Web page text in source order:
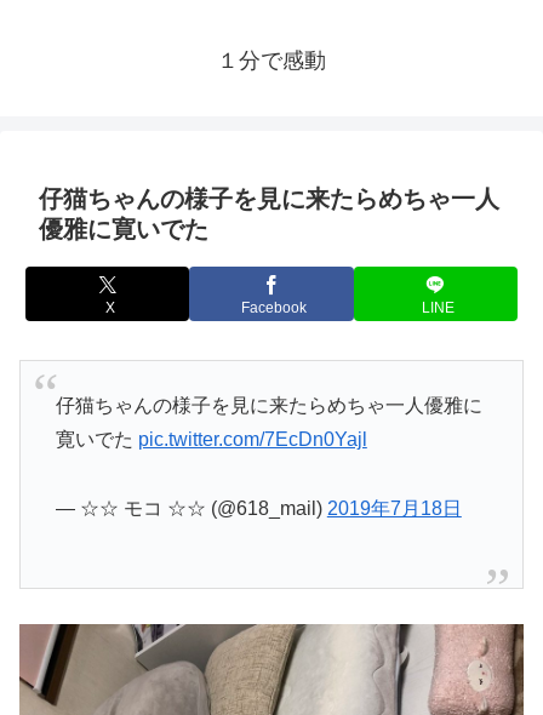
１分で感動
仔猫ちゃんの様子を見に来たらめちゃ一人
優雅に寛いでた
X Facebook LINE
仔猫ちゃんの様子を見に来たらめちゃ一人優雅に
寛いでた pic.twitter.com/7EcDn0Yajl
— ☆☆ モコ ☆☆ (@618_mail) 2019年7月18日